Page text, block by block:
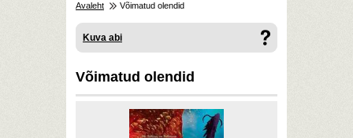
Avaleht Võimatud olendid
Kuva abi
Võimatud olendid